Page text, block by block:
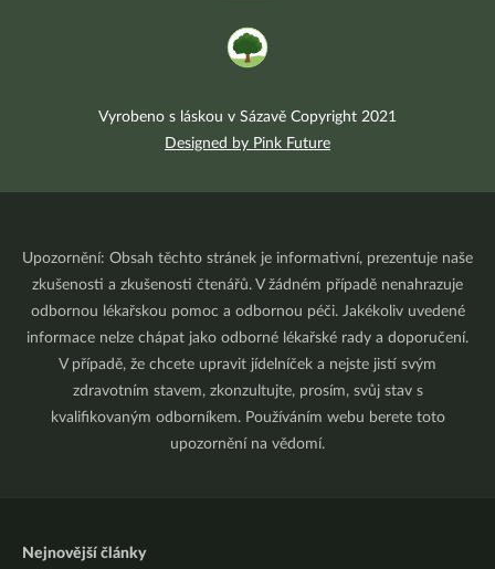
Vyrobeno s láskou v Sázavě Copyright 2021
Designed by Pink Future
Upozornění: Obsah těchto stránek je informativní, prezentuje naše
zkušenosti a zkušenosti čtenářů. V žádném případě nenahrazuje
odbornou lékařskou pomoc a odbornou péči. Jakékoliv uvedené
informace nelze chápat jako odborné lékařské rady a doporučení.
V případě, že chcete upravit jídelníček a nejste jistí svým
zdravotním stavem, zkonzultujte, prosím, svůj stav s
kvalifikovaným odborníkem. Používáním webu berete toto
upozornění na vědomí.
Nejnovější články